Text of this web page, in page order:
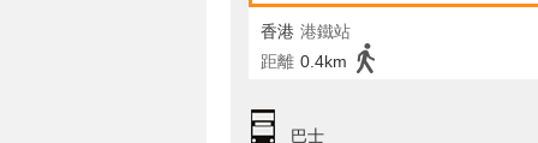
香港 港鐵站
距離 0.4km
巴士